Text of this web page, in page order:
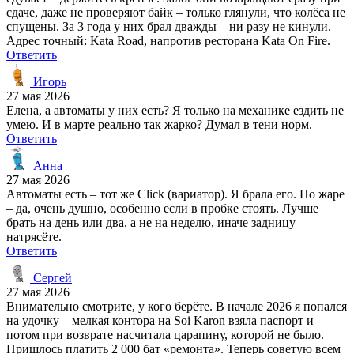
сдаче, даже не проверяют байк – только глянули, что колёса не
спущены. За 3 года у них брал дважды – ни разу не кинули.
Адрес точный: Kata Road, напротив ресторана Kata On Fire.
Ответить
Игорь
27 мая 2026
Елена, а автоматы у них есть? Я только на механике ездить не
умею. И в марте реально так жарко? Думал в тени норм.
Ответить
Анна
27 мая 2026
Автоматы есть – тот же Click (вариатор). Я брала его. По жаре
– да, очень душно, особенно если в пробке стоять. Лучше
брать на день или два, а не на неделю, иначе задницу
натрясёте.
Ответить
Сергей
27 мая 2026
Внимательно смотрите, у кого берёте. В начале 2026 я попался
на удочку – мелкая контора на Soi Karon взяла паспорт и
потом при возврате насчитала царапину, которой не было.
Пришлось платить 2 000 бат «ремонта». Теперь советую всем